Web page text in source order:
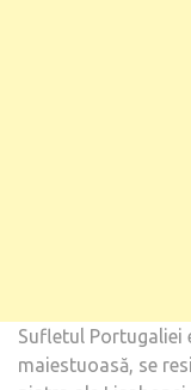
Sufletul Portugaliei
maiestuoasă, se